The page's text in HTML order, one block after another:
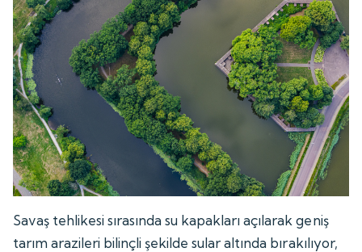
Savaş tehlikesi sırasında su kapakları açılarak geniş
tarım arazileri bilinçli şekilde sular altında bırakılıyor,